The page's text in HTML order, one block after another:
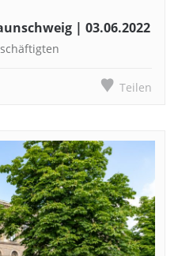
| 03.06.2022
Teilen